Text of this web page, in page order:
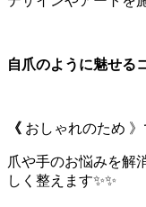
自爪のように魅せる
《 おしゃれのため 》
爪や手のお悩みを解
しく整えます✨✨